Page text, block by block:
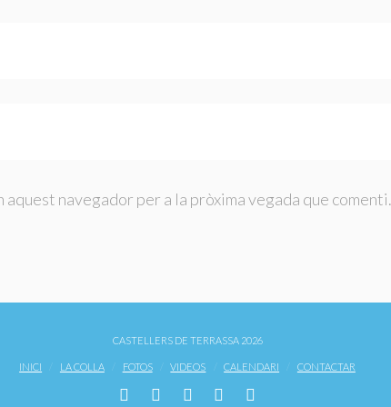
navegador per a la pròxima vegada que
CASTELLERS DE TERRASSA 2026
INICI LA COLLA FOTOS VIDEOS CALENDARI CONTACTAR